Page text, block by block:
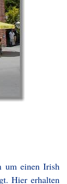
um einen Irish
Hier erhalten